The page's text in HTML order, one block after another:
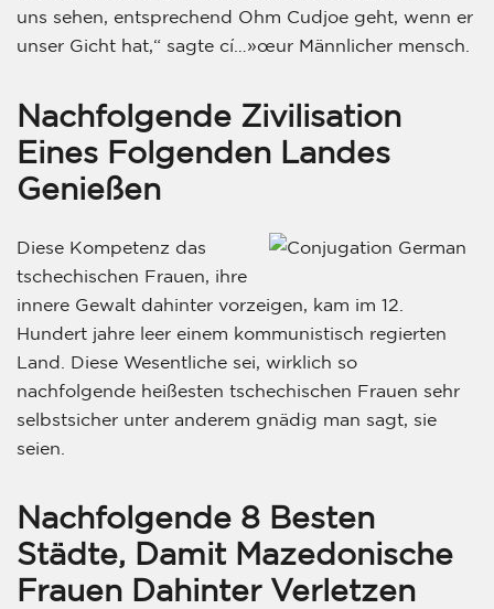
uns sehen, entsprechend Ohm Cudjoe geht, wenn er
unser Gicht hat,“ sagte cí…»œur Männlicher mensch.
Nachfolgende Zivilisation
Eines Folgenden Landes
Genießen
Diese Kompetenz das
tschechischen Frauen, ihre
innere Gewalt dahinter vorzeigen, kam im 12.
Hundert jahre leer einem kommunistisch regierten
Land. Diese Wesentliche sei, wirklich so
nachfolgende heißesten tschechischen Frauen sehr
selbstsicher unter anderem gnädig man sagt, sie
seien.
Nachfolgende 8 Besten
Städte, Damit Mazedonische
Frauen Dahinter Verletzen